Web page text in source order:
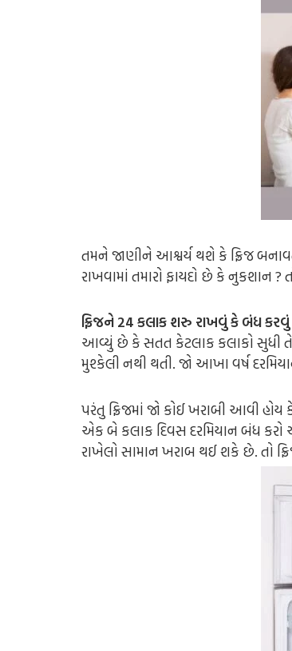
તમને જાણીને આશ્વર્ય થશે કે ફ્રિજ
રાખવામાં તમારો ફાયદો છે કે નુકશાન
ફ્રિજને 24 કલાક શરુ રાખવું કે બંધ
આવ્યું છે કે સતત કેટલાક કલાકો સુધી
મુશ્કેલી નથી થતી. જો આખા વર્ષ
પરંતુ ફ્રિજમાં જો કોઈ ખરાબી આવી
એક બે કલાક દિવસ દરમિયાન બંધ કરો
રાખેલો સામાન ખરાબ થઈ શકે છે. તો